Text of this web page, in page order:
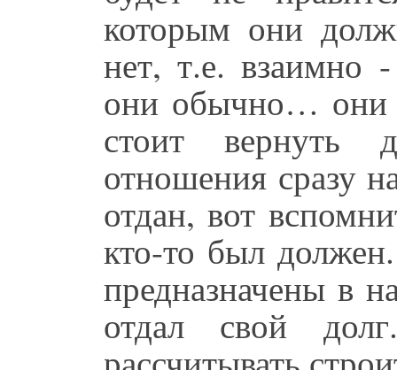
которым они
нет, т.е. взаимно
они обычно… они
стоит вернуть
отношения сразу
отдан, вот
кто-то был
предназначены в
отдал свой